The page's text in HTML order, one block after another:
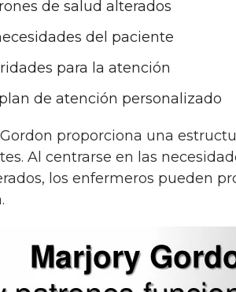
de salud alterados
del paciente
para la atención
de atención personalizado
Al centrarse en las
los enfermeros pueden